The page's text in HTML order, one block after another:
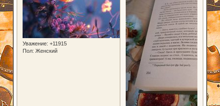
Уважение: +11915
Пол: Женский